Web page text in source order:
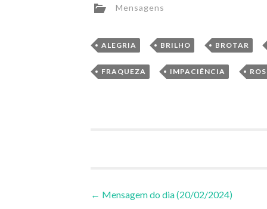
Mensagens
ALEGRIA , BRILHO , BROTAR
FRAQUEZA , IMPACIÊNCIA ,
Navegação
← Mensagem do dia (20/02/2024)